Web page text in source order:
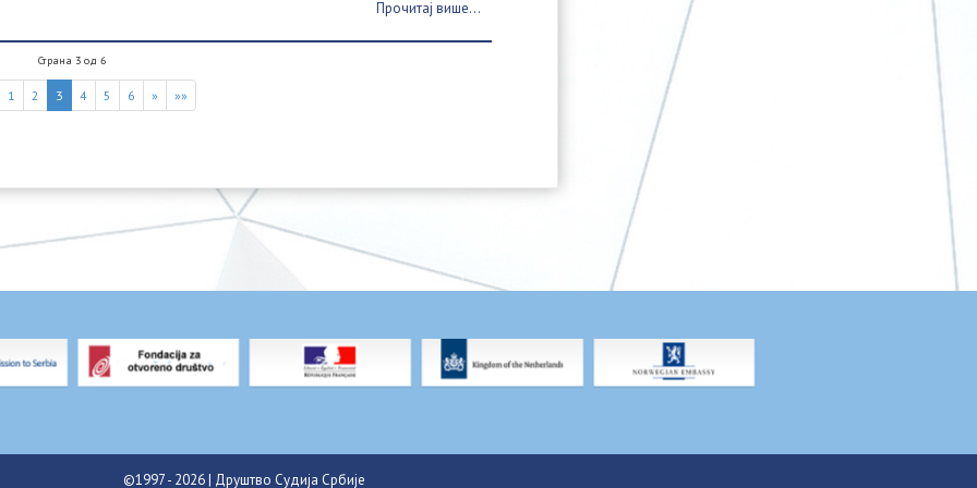
Прочитај више...
Страна 3 од 6
1 2 3 4 5 6 » »»
©1997 - 2026 | Друштво Судија Србије